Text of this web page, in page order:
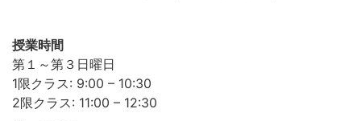
授業時間
第１～第３日曜日
1限クラス: 9:00 – 10:30
2限クラス: 11:00 – 12:30